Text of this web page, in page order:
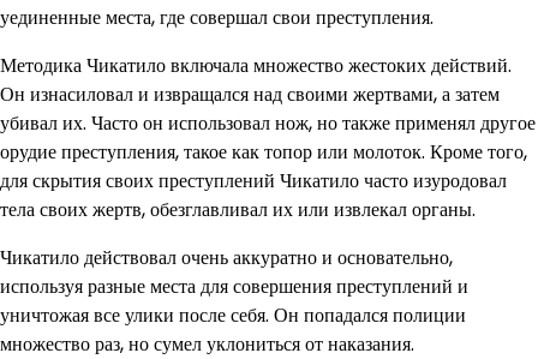
уединенные места, где совершал свои преступления.
Методика Чикатило включала множество жестоких действий.
Он изнасиловал и извращался над своими жертвами, а затем
убивал их. Часто он использовал нож, но также применял другое
орудие преступления, такое как топор или молоток. Кроме того,
для скрытия своих преступлений Чикатило часто изуродовал
тела своих жертв, обезглавливал их или извлекал органы.
Чикатило действовал очень аккуратно и основательно,
используя разные места для совершения преступлений и
уничтожая все улики после себя. Он попадался полиции
множество раз, но сумел уклониться от наказания.